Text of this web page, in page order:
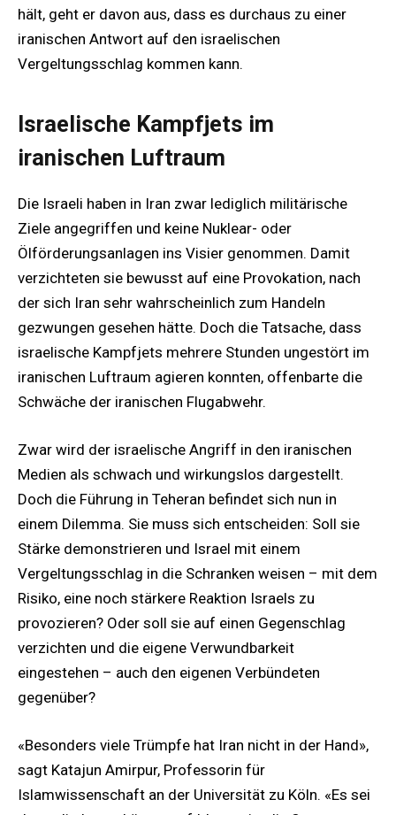
hält, geht er davon aus, dass es durchaus zu einer
iranischen Antwort auf den israelischen
Vergeltungsschlag kommen kann.
Israelische Kampfjets im
iranischen Luftraum
Die Israeli haben in Iran zwar lediglich militärische
Ziele angegriffen und keine Nuklear- oder
Ölförderungsanlagen ins Visier genommen. Damit
verzichteten sie bewusst auf eine Provokation, nach
der sich Iran sehr wahrscheinlich zum Handeln
gezwungen gesehen hätte. Doch die Tatsache, dass
israelische Kampfjets mehrere Stunden ungestört im
iranischen Luftraum agieren konnten, offenbarte die
Schwäche der iranischen Flugabwehr.
Zwar wird der israelische Angriff in den iranischen
Medien als schwach und wirkungslos dargestellt.
Doch die Führung in Teheran befindet sich nun in
einem Dilemma. Sie muss sich entscheiden: Soll sie
Stärke demonstrieren und Israel mit einem
Vergeltungsschlag in die Schranken weisen – mit dem
Risiko, eine noch stärkere Reaktion Israels zu
provozieren? Oder soll sie auf einen Gegenschlag
verzichten und die eigene Verwundbarkeit
eingestehen – auch den eigenen Verbündeten
gegenüber?
«Besonders viele Trümpfe hat Iran nicht in der Hand»,
sagt Katajun Amirpur, Professorin für
Islamwissenschaft an der Universität zu Köln. «Es sei